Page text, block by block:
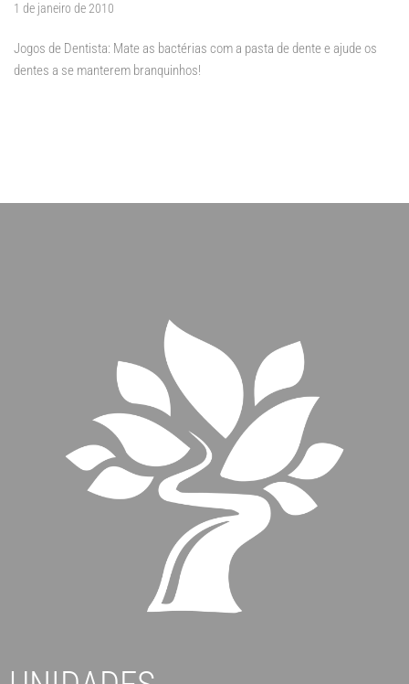
1 de janeiro de 2010
Jogos de Dentista: Mate as bactérias com a pasta de dente e ajude os
dentes a se manterem branquinhos!